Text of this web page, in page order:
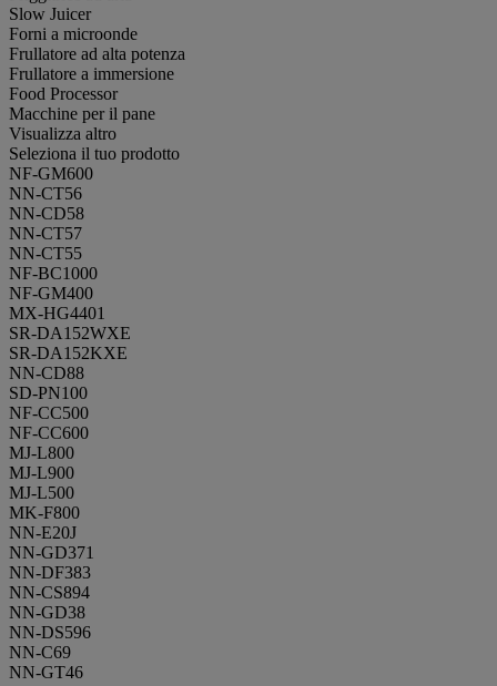
Slow Juicer
Forni a microonde
Frullatore ad alta potenza
Frullatore a immersione
Food Processor
Macchine per il pane
Visualizza altro
Seleziona il tuo prodotto
NF-GM600
NN-CT56
NN-CD58
NN-CT57
NN-CT55
NF-BC1000
NF-GM400
MX-HG4401
SR-DA152WXE
SR-DA152KXE
NN-CD88
SD-PN100
NF-CC500
NF-CC600
MJ-L800
MJ-L900
MJ-L500
MK-F800
NN-E20J
NN-GD371
NN-DF383
NN-CS894
NN-GD38
NN-DS596
NN-C69
NN-GT46